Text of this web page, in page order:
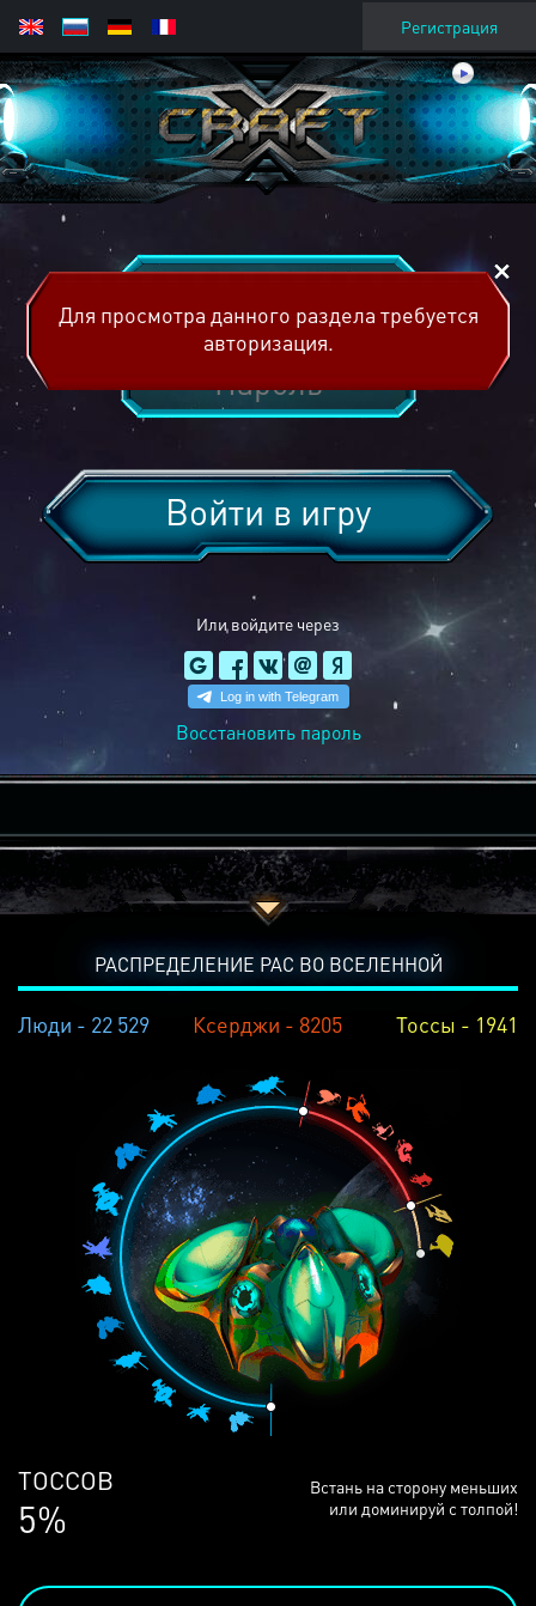
Регистрация
Или войдите через
Войти в игру
Восстановить пароль
Для просмотра данного раздела требуется
авторизация.
РАСПРЕДЕЛЕНИЕ РАС ВО ВСЕЛЕННОЙ
Люди - 22 529 Ксерджи - 8205 Тоссы - 1941
ЛЮДЕЙ
68%
Встань на сторону меньших
или доминируй с толпой!